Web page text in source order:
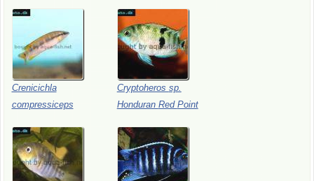
Crenicichla
compressiceps
Cryptoheros sp.
Honduran Red Point